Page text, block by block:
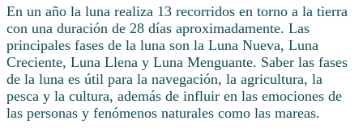
En un año la luna realiza 13 recorridos en torno a la tierra
con una duración de 28 días aproximadamente. Las
principales fases de la luna son la Luna Nueva, Luna
Creciente, Luna Llena y Luna Menguante. Saber las fases
de la luna es útil para la navegación, la agricultura, la
pesca y la cultura, además de influir en las emociones de
las personas y fenómenos naturales como las mareas.